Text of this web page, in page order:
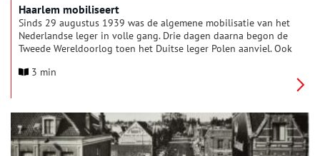
Haarlem mobiliseert
Sinds 29 augustus 1939 was de algemene mobilisatie van het
Nederlandse leger in volle gang. Drie dagen daarna begon de
Tweede Wereldoorlog toen het Duitse leger Polen aanviel. Ook
hoofdbureau van politie), was opkomstplaats voor talrijke
3 min